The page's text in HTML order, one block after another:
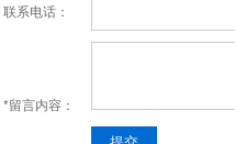
联系电话：
*留言内容：